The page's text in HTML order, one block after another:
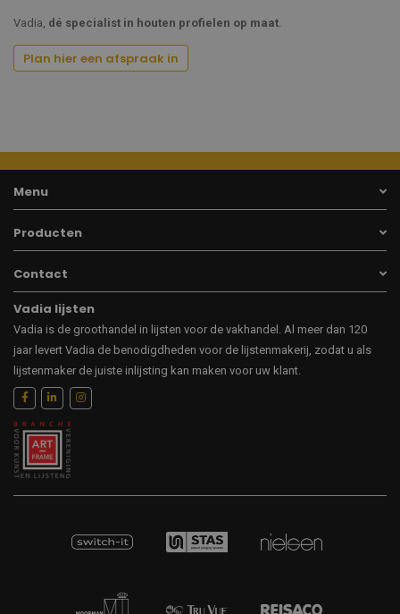
Vadia, dé specialist in houten profielen op maat
Plan hier een afspraak in
Menu
Producten
Contact
Vadia lijsten
Vadia is de groothandel in lijsten voor de vakhandel. Al meer dan 120
jaar levert Vadia de benodigdheden voor de lijstenmakerij, zodat u als
lijstenmaker de juiste inlijsting kan maken voor uw klant.